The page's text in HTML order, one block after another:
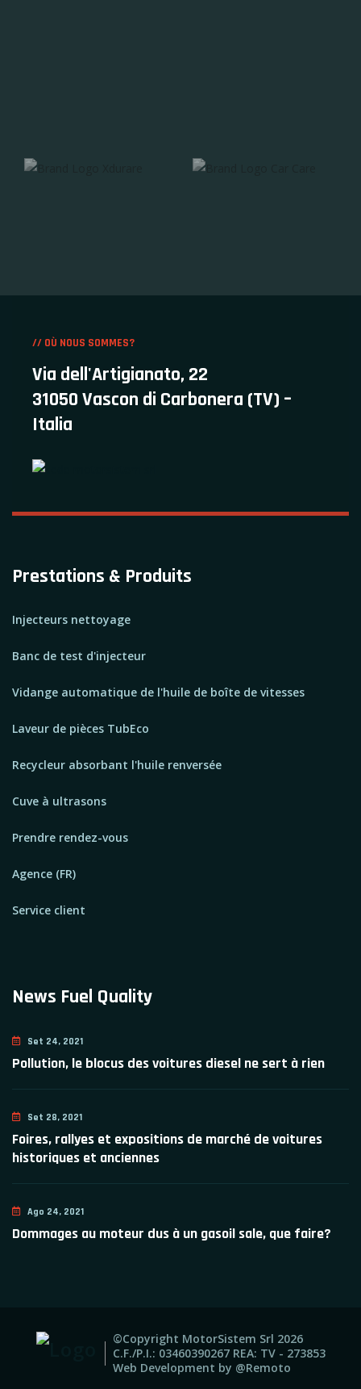
// OÙ NOUS SOMMES?
Via dell'Artigianato, 22
31050 Vascon di Carbonera (TV) –
Italia
Prestations & Produits
Injecteurs nettoyage
Banc de test d'injecteur
Vidange automatique de l'huile de boîte de vitesses
Laveur de pièces TubEco
Recycleur absorbant l'huile renversée
Cuve à ultrasons
Prendre rendez-vous
Agence (FR)
Service client
News Fuel Quality
Set 24, 2021
Pollution, le blocus des voitures diesel ne sert à rien
Set 28, 2021
Foires, rallyes et expositions de marché de voitures
historiques et anciennes
Ago 24, 2021
Dommages au moteur dus à un gasoil sale, que faire?
©Copyright MotorSistem Srl 2026
C.F./P.I.: 03460390267 REA: TV - 273853
Web Development by @Remoto